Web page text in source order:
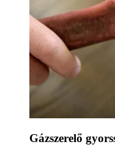
Gázszerelő